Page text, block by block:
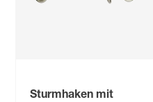
Sturmhaken mit